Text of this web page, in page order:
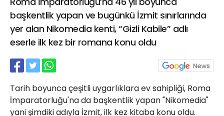
başkentlik yapan ve bugünkü İzmit sınırlarında
yer alan Nikomedia kenti, “Gizli Kabile” adlı
eserle ilk kez bir romana konu oldu
Tarih boyunca çeşitli uygarlıklara ev sahipliği, Roma
İmparatorluğu'na da başkentlik yapan "Nikomedia"
yani şimdiki adıyla İzmit, ilk kez kitaba konu oldu.
21 Gölcük
02624132333
haber@golcukpostasi.com